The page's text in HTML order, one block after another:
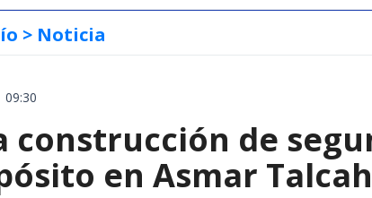
> Noticia
construcción de
en Asmar